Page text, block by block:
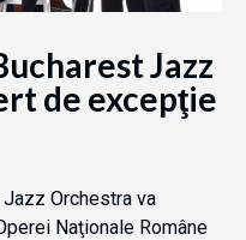
Jazz
de excepţie
Orchestra va
Naţionale Române